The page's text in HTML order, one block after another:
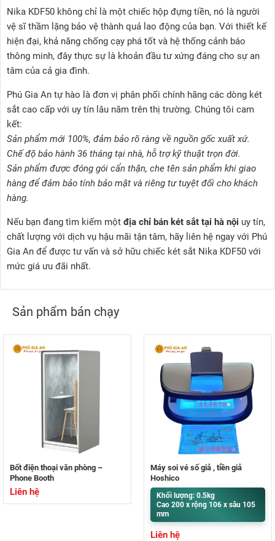
Nika KDF50 không chỉ là một chiếc hộp đựng tiền, nó là người
vệ sĩ thầm lặng bảo vệ thành quả lao động của bạn. Với thiết kế
hiện đại, khả năng chống cạy phá tốt và hệ thống cảnh báo
thông minh, đây thực sự là khoản đầu tư xứng đáng cho sự an
tâm của cả gia đình.
Phú Gia An tự hào là đơn vị phân phối chính hãng các dòng két
sắt cao cấp với uy tín lâu năm trên thị trường. Chúng tôi cam
kết:
Sản phẩm mới 100%, đảm bảo rõ ràng về nguồn gốc xuất xứ.
Chế độ bảo hành 36 tháng tại nhà, hỗ trợ kỹ thuật trọn đời.
Sản phẩm được đóng gói cẩn thận, che tên sản phẩm khi giao
hàng để đảm bảo tính bảo mật và riêng tư tuyệt đối cho khách
hàng.
Nếu bạn đang tìm kiếm một địa chỉ bán két sắt tại hà nội uy tín,
chất lượng với dịch vụ hậu mãi tận tâm, hãy liên hệ ngay với Phú
Gia An để được tư vấn và sở hữu chiếc két sắt Nika KDF50 với
mức giá ưu đãi nhất.
Sản phẩm bán chạy
Bốt điện thoại văn phòng –
Phone Booth
Liên hệ
Máy soi vé số giả , tiền giả
Hoshico
Khối lượng: 0.5kg
Cao 200 x rộng 106 x sâu 105
mm
Liên hệ